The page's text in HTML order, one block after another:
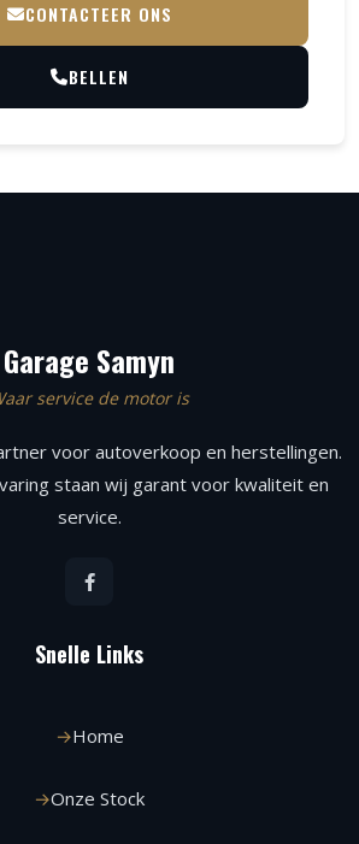
CONTACTEER ONS
BELLEN
Garage Samyn
service de motor is
voor autoverkoop en herstellingen.
staan wij garant voor kwaliteit en
service.
Snelle Links
Home
Onze Stock